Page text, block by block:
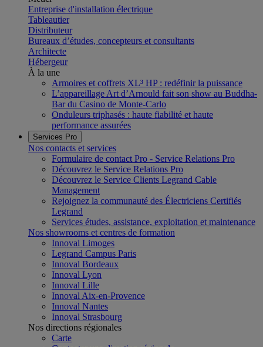
Entreprise d'installation électrique
Tableautier
Distributeur
Bureaux d’études, concepteurs et consultants
Architecte
Hébergeur
À la une
Armoires et coffrets XL³ HP : redéfinir la puissance
L’appareillage Art d’Arnould fait son show au Buddha-
Bar du Casino de Monte-Carlo
Onduleurs triphasés : haute fiabilité et haute
performance assurées
Services Pro
Nos contacts et services
Formulaire de contact Pro - Service Relations Pro
Découvrez le Service Relations Pro
Découvrez le Service Clients Legrand Cable
Management
Rejoignez la communauté des Électriciens Certifiés
Legrand
Services études, assistance, exploitation et maintenance
Nos showrooms et centres de formation
Innoval Limoges
Legrand Campus Paris
Innoval Bordeaux
Innoval Lyon
Innoval Lille
Innoval Aix-en-Provence
Innoval Nantes
Innoval Strasbourg
Nos directions régionales
Carte